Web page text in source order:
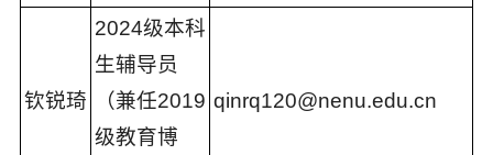
钦锐琦
2024级本科
生辅导员
（兼任2019
级教育博
qinrq120@nenu.edu.cn